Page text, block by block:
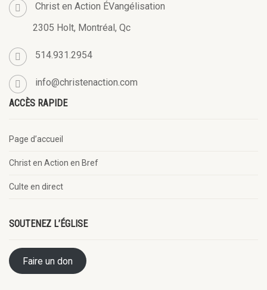
Christ en Action ÉVangélisation
2305 Holt, Montréal, Qc
514.931.2954
info@christenaction.com
ACCÈS RAPIDE
Page d’accueil
Christ en Action en Bref
Culte en direct
SOUTENEZ L’ÉGLISE
Faire un don